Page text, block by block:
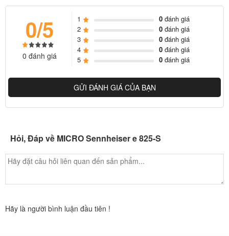
0/5
0 đánh giá
1 0đánh giá
2
0đánh giá
3
0đánh giá
4
0đánh giá
5
0đánh giá
GỬI ĐÁNH GIÁ CỦA BẠN
Hỏi, Đáp về MICRO Sennheiser e 825-S
Hãy là người bình luận đầu tiên !